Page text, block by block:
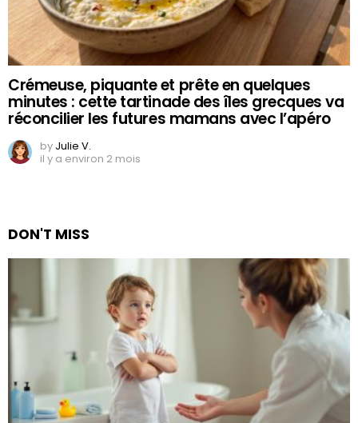
Crémeuse, piquante et prête en quelques
minutes : cette tartinade des îles grecques va
réconcilier les futures mamans avec l’apéro
by Julie V.
il y a environ 2 mois
DON'T MISS